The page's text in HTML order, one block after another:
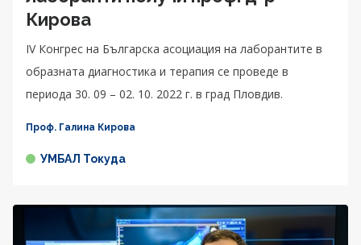
Кирова
IV Конгрес на Българска асоциация на лаборантите в
образната диагностика и терапия се проведе в
периода 30. 09 – 02. 10. 2022 г. в град Пловдив.
Проф. Галина Кирова
УМБАЛ Токуда